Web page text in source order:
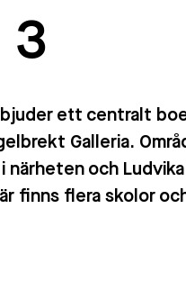
3
ett centralt
Galleria.
närheten och
finns flera skolor